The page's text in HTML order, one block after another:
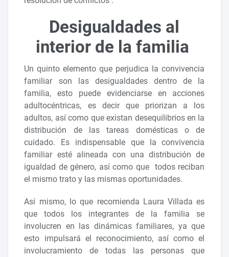
Desigualdades al
interior de la familia
Un quinto elemento que perjudica la convivencia
familiar son las desigualdades dentro de la
familia, esto puede evidenciarse en acciones
adultocéntricas, es decir que priorizan a los
adultos, así como que existan desequilibrios en la
distribución de las tareas domésticas o de
cuidado. Es indispensable que la convivencia
familiar esté alineada con una distribución de
igualdad de género, así como que todos reciban
el mismo trato y las mismas oportunidades.
Así mismo, lo que recomienda Laura Villada es
que todos los integrantes de la familia se
involucren en las dinámicas familiares, ya que
esto impulsará el reconocimiento, así como el
involucramiento de todas las personas que